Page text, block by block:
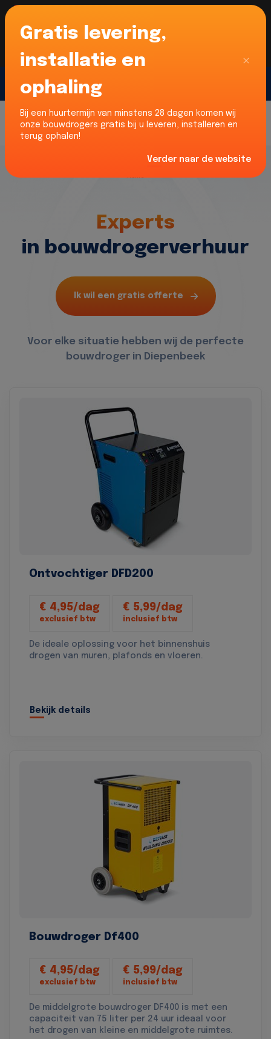
Voor onze Nederlandse klanten... Wij zijn maar
liefst 52% goedkoper dan verhuurders uit NL -
limburg en Noord-Brabant!
Home
Experts
in bouwdrogerverhuur
Ik wil een gratis offerte
Voor elke situatie hebben wij de perfecte
bouwdroger in Diepenbeek
Ontvochtiger DFD200
€ 4,95/dag
exclusief btw
€ 5,99/dag
inclusief btw
De ideale oplossing voor het binnenshuis
drogen van muren, plafonds en vloeren.
Bekijk details
Bouwdroger Df400
€ 4,95/dag
exclusief btw
€ 5,99/dag
inclusief btw
De middelgrote bouwdroger DF400 is met een
capaciteit van 75 liter per 24 uur ideaal voor
het drogen van kleine en middelgrote ruimtes.
Gratis levering,
installatie en
ophaling
Bij een huurtermijn van minstens 28 dagen komen wij
onze bouwdrogers gratis bij u leveren, installeren en
terug ophalen!
Verder naar de website